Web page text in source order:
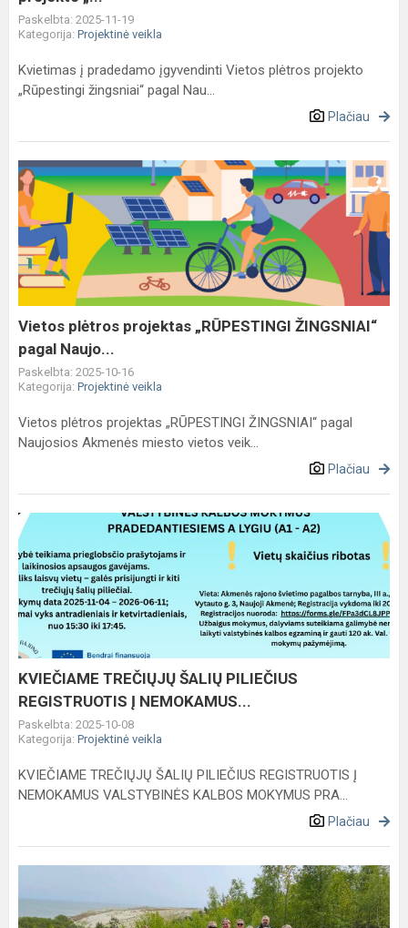
Paskelbta: 2025-11-19
Kategorija: Projektinė veikla
Kvietimas į pradedamo įgyvendinti Vietos plėtros projekto
„Rūpestingi žingsniai“ pagal Nau...
Plačiau
Vietos
plėtros
projektas
„RŪPESTINGI
ŽINGSNIAI“
pagal
Vietos plėtros projektas „RŪPESTINGI ŽINGSNIAI“
pagal Naujo...
Paskelbta: 2025-10-16
Kategorija: Projektinė veikla
Vietos plėtros projektas „RŪPESTINGI ŽINGSNIAI“ pagal
Naujosios Akmenės miesto vietos veik...
Plačiau
KVIEČIAME
TREČIŲJŲ
ŠALIŲ
PILIEČIUS
REGISTRUOTIS
NEMOKAMUS...
KVIEČIAME TREČIŲJŲ ŠALIŲ PILIEČIUS
REGISTRUOTIS Į NEMOKAMUS...
Paskelbta: 2025-10-08
Kategorija: Projektinė veikla
KVIEČIAME TREČIŲJŲ ŠALIŲ PILIEČIUS REGISTRUOTIS Į
NEMOKAMUS VALSTYBINĖS KALBOS MOKYMUS PRA...
Plačiau
„Padėk
sau